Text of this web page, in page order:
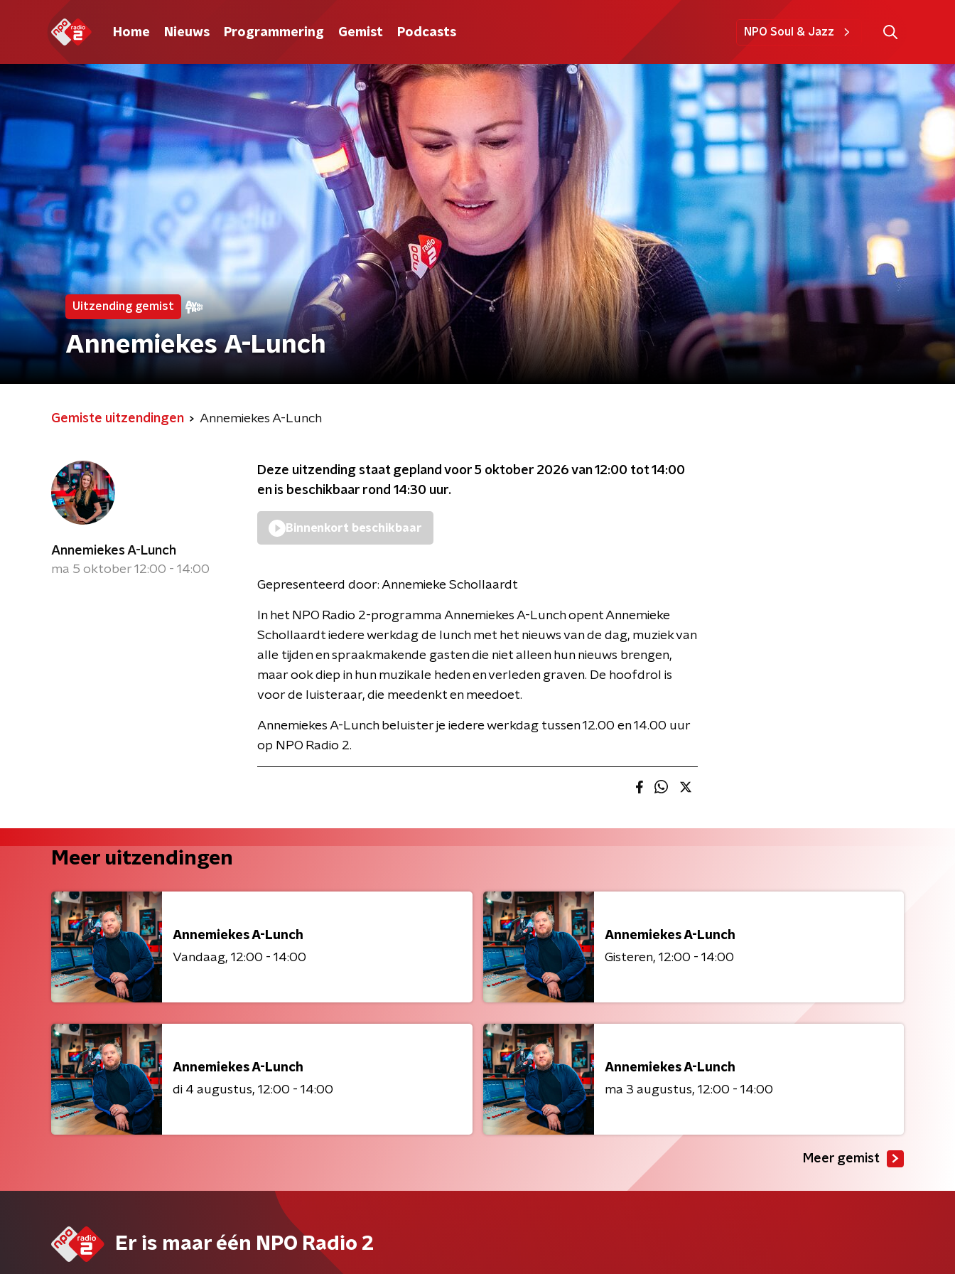
Home Nieuws Programmering Gemist Podcasts NPO Soul & Jazz
Uitzending gemist
Annemiekes A-Lunch
Gemiste uitzendingen Annemiekes A-Lunch
Annemiekes A-Lunch
ma 5 oktober 12:00 - 14:00
Deze uitzending staat gepland voor 5 oktober 2026 van 12:00 tot 14:00
en is beschikbaar rond 14:30 uur.
Binnenkort beschikbaar
Gepresenteerd door: Annemieke Schollaardt
In het NPO Radio 2-programma Annemiekes A-Lunch opent Annemieke
Schollaardt iedere werkdag de lunch met het nieuws van de dag, muziek van
alle tijden en spraakmakende gasten die niet alleen hun nieuws brengen,
maar ook diep in hun muzikale heden en verleden graven. De hoofdrol is
voor de luisteraar, die meedenkt en meedoet.
Annemiekes A-Lunch beluister je iedere werkdag tussen 12.00 en 14.00 uur
op NPO Radio 2.
Meer uitzendingen
Annemiekes A-Lunch
Vandaag 12:00 - 14:00
Annemiekes A-Lunch
Gisteren 12:00 - 14:00
Annemiekes A-Lunch
di 4 augustus 12:00 - 14:00
Annemiekes A-Lunch
ma 3 augustus 12:00 - 14:00
Meer gemist
Er is maar één NPO Radio 2